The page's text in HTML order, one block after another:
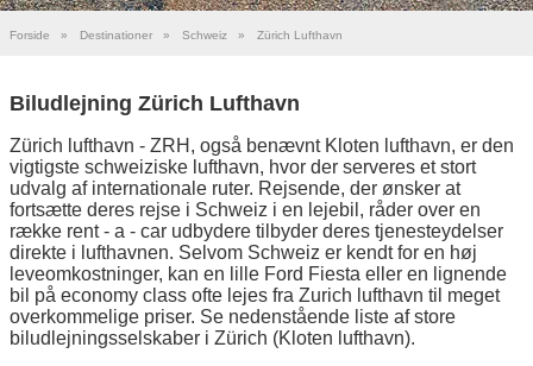
Forside » Destinationer » Schweiz » Zürich Lufthavn
Biludlejning Zürich Lufthavn
Zürich lufthavn - ZRH, også benævnt Kloten lufthavn, er den
vigtigste schweiziske lufthavn, hvor der serveres et stort
udvalg af internationale ruter. Rejsende, der ønsker at
fortsætte deres rejse i Schweiz i en lejebil, råder over en
række rent - a - car udbydere tilbyder deres tjenesteydelser
direkte i lufthavnen. Selvom Schweiz er kendt for en høj
leveomkostninger, kan en lille Ford Fiesta eller en lignende
bil på economy class ofte lejes fra Zurich lufthavn til meget
overkommelige priser. Se nedenstående liste af store
biludlejningsselskaber i Zürich (Kloten lufthavn).